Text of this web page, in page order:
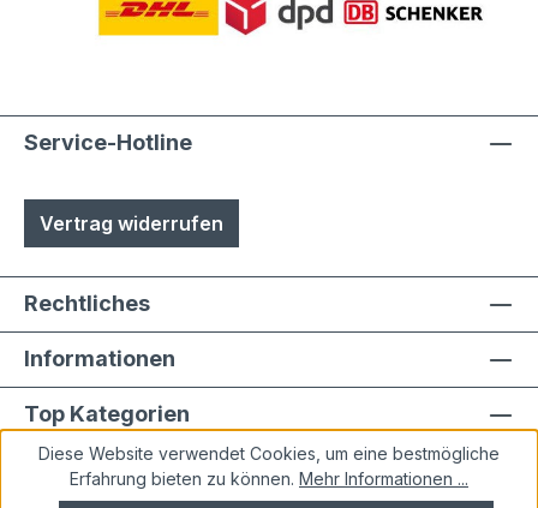
Austuasch im Falle einer Beschädigung
Service-Hotline
Vertrag widerrufen
Rechtliches
Informationen
Top Kategorien
Diese Website verwendet Cookies, um eine bestmögliche
Erfahrung bieten zu können. Mehr Informationen ...